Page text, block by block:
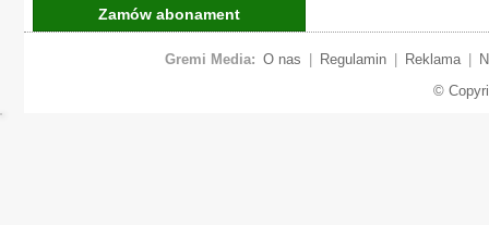
Zamów abonament
Gremi Media: O nas Regulamin Reklama
©